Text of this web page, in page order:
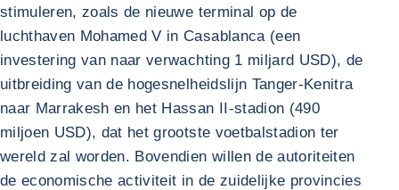
stimuleren, zoals de nieuwe terminal op de
luchthaven Mohamed V in Casablanca (een
investering van naar verwachting 1 miljard USD), de
uitbreiding van de hogesnelheidslijn Tanger-Kenitra
naar Marrakesh en het Hassan II-stadion (490
miljoen USD), dat het grootste voetbalstadion ter
wereld zal worden. Bovendien willen de autoriteiten
de economische activiteit in de zuidelijke provincies